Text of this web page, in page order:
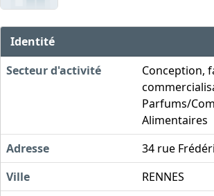
Identité
Secteur d'activité
Conception,
Parfums/
Alimentaires
Adresse
34 rue
Ville
RENNES